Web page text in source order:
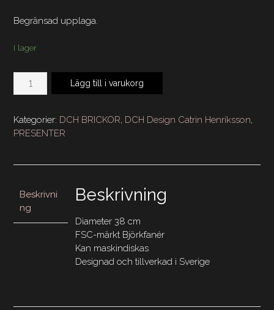
Begränsad upplaga.
I lager
DCH
Serveringsbricka
38
cm
Lägg till i varukorg
Kategorier: DCH BRICKOR, DCH Design Catrin Henriksson,
PRESENTER
Beskrivni
ng
Beskrivning
Diameter 38 cm
FSC-märkt Björkfanér
Kan maskindiskas
Designad och tillverkad i Sverige